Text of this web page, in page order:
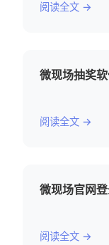
阅读全文 →
微现场抽奖
阅读全文 →
微现场官网
阅读全文 →